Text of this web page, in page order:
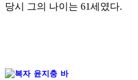
당시 그의 나이는 61세였다.